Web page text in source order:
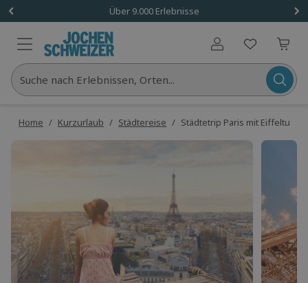
Über 9.000 Erlebnisse
Benutzerkonto
Suche nach Erlebnissen, Orten...
Home / Kurzurlaub / Städtereise / Städtetrip Paris mit Eiffelturm